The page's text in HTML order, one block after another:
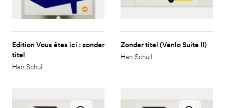
Edition Vous êtes ici : zonder
titel
Han Schuil
Zonder titel (Venlo Suite II)
Han Schuil